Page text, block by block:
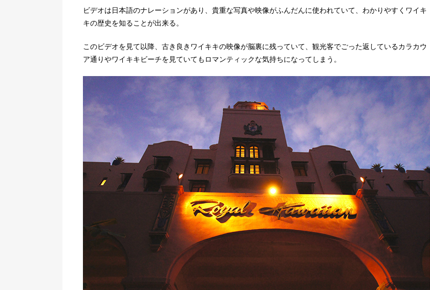
ビデオは日本語のナレーションがあり、貴重な写真や映像がふんだんに使われていて、わかりやすくワイキ
キの歴史を知ることが出来る。
このビデオを見て以降、古き良きワイキキの映像が脳裏に残っていて、観光客でごった返しているカラカウ
ア通りやワイキキビーチを見ていてもロマンティックな気持ちになってしまう。